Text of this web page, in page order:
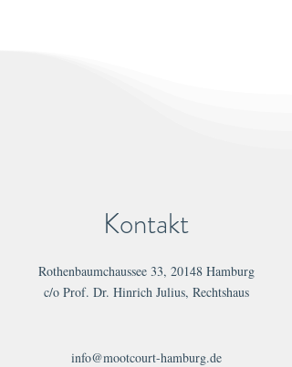
Kontakt
Rothenbaumchaussee 33, 20148 Hamburg
c/o Prof. Dr. Hinrich Julius, Rechtshaus
info@mootcourt-hamburg.de